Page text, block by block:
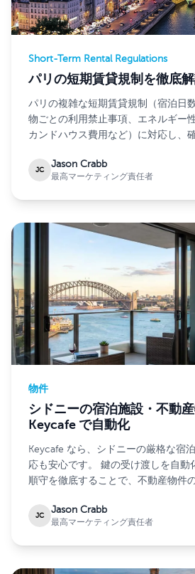
Short-Term Rental Regulations
パリの短期賃貸規制を徹底
パリの複雑な短期賃貸規制（宿泊日
物ごとの利用禁止事項、エネルギー
カンドハウス費用など）に対応し、
JC
Jason Crabb
最高マーケティング責任者
物件
シドニーの宿泊施設・不動産
Keycafe で自動化
Keycafe なら、シドニーの厳格な宿
応も安心です。 鍵の受け渡しを自動
順守を徹底することで、不動産物件
JC
Jason Crabb
最高マーケティング責任者